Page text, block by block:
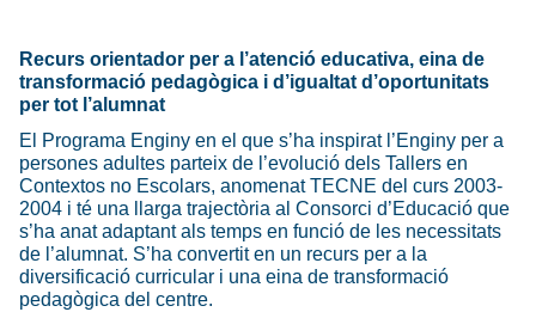
Recurs orientador per a l’atenció educativa, eina de
transformació pedagògica i d’igualtat d’oportunitats
per tot l’alumnat
El Programa Enginy en el que s’ha inspirat l’Enginy per a
persones adultes parteix de l’evolució dels Tallers en
Contextos no Escolars, anomenat TECNE del curs 2003-
2004 i té una llarga trajectòria al Consorci d’Educació que
s’ha anat adaptant als temps en funció de les necessitats
de l’alumnat. S’ha convertit en un recurs per a la
diversificació curricular i una eina de transformació
pedagògica del centre.